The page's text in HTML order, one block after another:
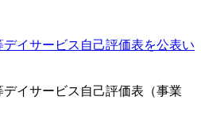
イサービス自己評価表を公表い
イサービス自己評価表（事業